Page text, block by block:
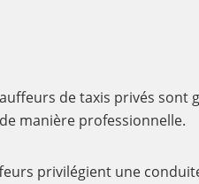
de taxis privés sont
manière professionnelle.
privilégient une